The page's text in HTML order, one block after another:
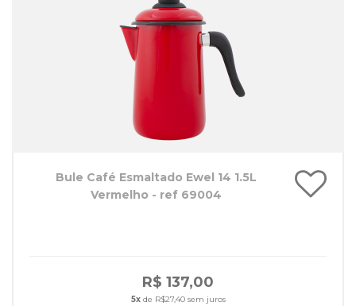
Bule Café Esmaltado Ewel 14 1.5L
Vermelho - ref 69004
R$ 137,00
5xde R$27,40 sem juros